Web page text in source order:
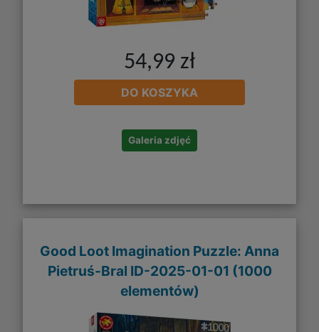
54,99 zł
DO KOSZYKA
Galeria zdjęć
Good Loot Imagination Puzzle: Anna
Pietruś-Bral ID-2025-01-01 (1000
elementów)